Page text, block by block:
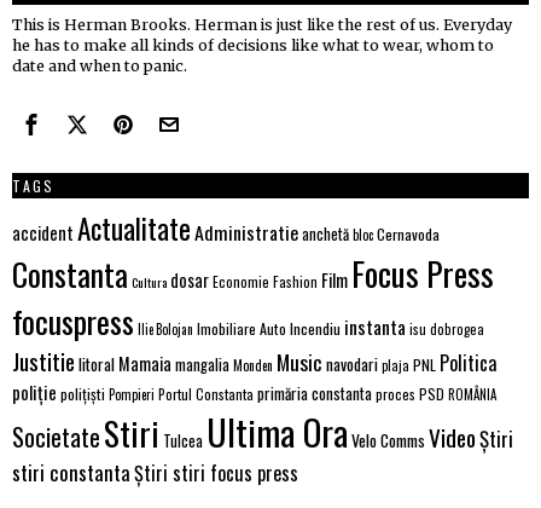
This is Herman Brooks. Herman is just like the rest of us. Everyday
he has to make all kinds of decisions like what to wear, whom to
date and when to panic.
TAGS
accidentActualitateAdministratieanchetăblocCernavoda
Constanta Cultura dosarEconomie Fashion Film Focus Press
focuspress Ilie Bolojan Imobiliare Auto Incendiu instanta isu dobrogea
Justitie litoral Mamaia mangaliaMonden Music navodariplaja PNL Politica
poliție polițiști Pompieri Portul Constanta primăria constantaproces PSD ROMÂNIA
SocietateStiri Tulcea Ultima Ora Velo Comms VideoȘtiri
stiri constantaȘtiri stiri focus press